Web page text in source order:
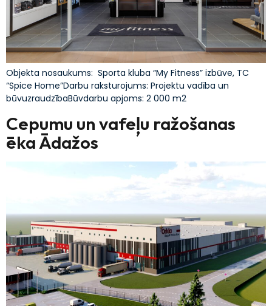
Objekta nosaukums: Sporta kluba “My Fitness” izbūve, TC
“Spice Home”Darbu raksturojums: Projektu vadība un
būvuzraudzībaBūvdarbu apjoms: 2 000 m2
Cepumu un vafeļu ražošanas
ēka Ādažos